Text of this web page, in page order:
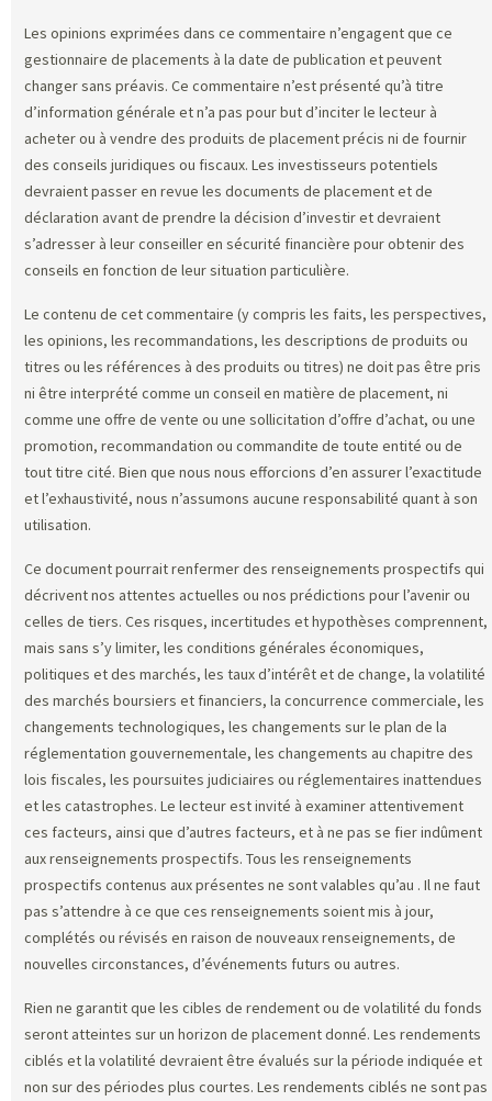
Les opinions exprimées dans ce commentaire n’engagent que ce
gestionnaire de placements à la date de publication et peuvent
changer sans préavis. Ce commentaire n’est présenté qu’à titre
d’information générale et n’a pas pour but d’inciter le lecteur à
acheter ou à vendre des produits de placement précis ni de fournir
des conseils juridiques ou fiscaux. Les investisseurs potentiels
devraient passer en revue les documents de placement et de
déclaration avant de prendre la décision d’investir et devraient
s’adresser à leur conseiller en sécurité financière pour obtenir des
conseils en fonction de leur situation particulière.
Le contenu de cet commentaire (y compris les faits, les perspectives,
les opinions, les recommandations, les descriptions de produits ou
titres ou les références à des produits ou titres) ne doit pas être pris
ni être interprété comme un conseil en matière de placement, ni
comme une offre de vente ou une sollicitation d’offre d’achat, ou une
promotion, recommandation ou commandite de toute entité ou de
tout titre cité. Bien que nous nous efforcions d’en assurer l’exactitude
et l’exhaustivité, nous n’assumons aucune responsabilité quant à son
utilisation.
Ce document pourrait renfermer des renseignements prospectifs qui
décrivent nos attentes actuelles ou nos prédictions pour l’avenir ou
celles de tiers. Ces risques, incertitudes et hypothèses comprennent,
mais sans s’y limiter, les conditions générales économiques,
politiques et des marchés, les taux d’intérêt et de change, la volatilité
des marchés boursiers et financiers, la concurrence commerciale, les
changements technologiques, les changements sur le plan de la
réglementation gouvernementale, les changements au chapitre des
lois fiscales, les poursuites judiciaires ou réglementaires inattendues
et les catastrophes. Le lecteur est invité à examiner attentivement
ces facteurs, ainsi que d’autres facteurs, et à ne pas se fier indûment
aux renseignements prospectifs. Tous les renseignements
prospectifs contenus aux présentes ne sont valables qu’au . Il ne faut
pas s’attendre à ce que ces renseignements soient mis à jour,
complétés ou révisés en raison de nouveaux renseignements, de
nouvelles circonstances, d’événements futurs ou autres.
Rien ne garantit que les cibles de rendement ou de volatilité du fonds
seront atteintes sur un horizon de placement donné. Les rendements
ciblés et la volatilité devraient être évalués sur la période indiquée et
non sur des périodes plus courtes. Les rendements ciblés ne sont pas